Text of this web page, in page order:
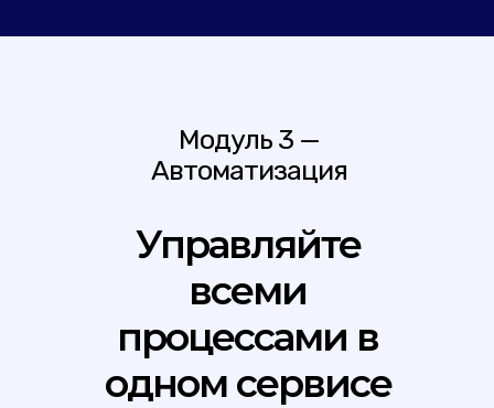
Управляйте
всеми
процессами в
одном сервисе
Модуль 3 —
Автоматизация